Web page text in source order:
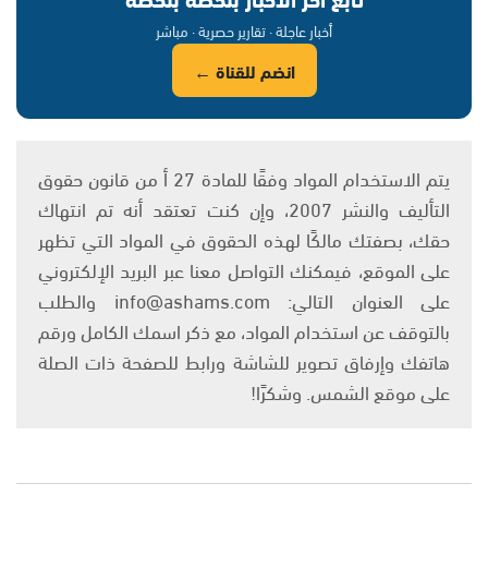
أخبار عاجلة · تقارير حصرية · مباشر
انضم للقناة ←
يتم الاستخدام المواد وفقًا للمادة 27 أ من قانون حقوق
التأليف والنشر 2007، وإن كنت تعتقد أنه تم انتهاك
حقك، بصفتك مالكًا لهذه الحقوق في المواد التي تظهر
على الموقع، فيمكنك التواصل معنا عبر البريد الإلكتروني
على العنوان التالي: info@ashams.com والطلب
بالتوقف عن استخدام المواد، مع ذكر اسمك الكامل ورقم
هاتفك وإرفاق تصوير للشاشة ورابط للصفحة ذات الصلة
على موقع الشمس. وشكرًا!